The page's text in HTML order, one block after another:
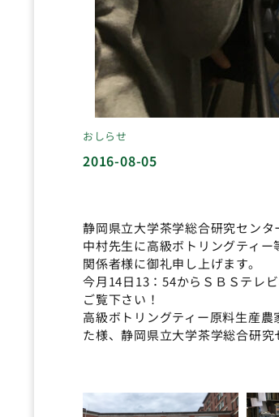
おしらせ
2016-08-05
静岡県立大学茶学総合研究センタ
中村先生に高級ボトリングティ
関係者様に御礼申し上げます。
今月14日13：54からＳＢＳテレ
ご覧下さい！
高級ボトリングティー原料生産
た様、静岡県立大学茶学総合研